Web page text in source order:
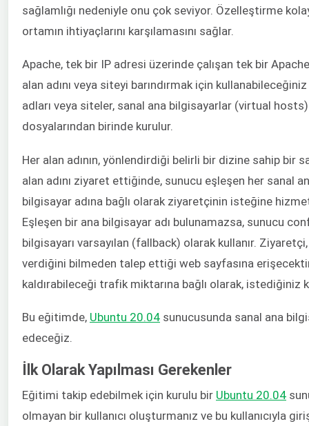
sağlamlığı nedeniyle onu çok seviyor. Özelleştirme
ortamın ihtiyaçlarını karşılamasını sağlar.
Apache, tek bir IP adresi üzerinde çalışan tek bir
alan adını veya siteyi barındırmak için
adları veya siteler, sanal ana bilgisayarlar (virtual
dosyalarından birinde kurulur.
Her alan adının, yönlendirdiği belirli bir dizine sahip bir
alan adını ziyaret ettiğinde, sunucu eşleşen her sanal
bilgisayar adına bağlı olarak ziyaretçinin isteğine
Eşleşen bir ana bilgisayar adı bulunamazsa, sunucu
bilgisayarı varsayılan (fallback) olarak kullanır.
verdiğini bilmeden talep ettiği web sayfasına
kaldırabileceği trafik miktarına bağlı olarak, istediğiniz
Bu eğitimde, Ubuntu 20.04 sunucusunda sanal ana
edeceğiz.
İlk Olarak Yapılması Gerekenler
Eğitimi takip edebilmek için kurulu bir Ubuntu 20.04
olmayan bir kullanıcı oluşturmanız ve bu kullanıcıyla